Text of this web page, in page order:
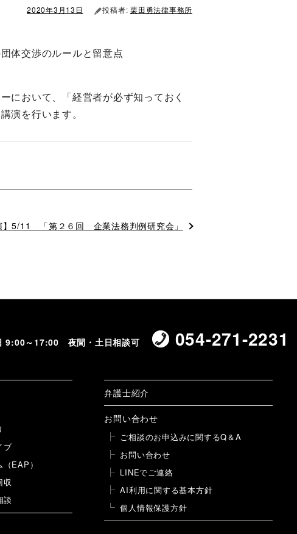
2020年3月13日 投稿者: 栗田勇法律事務所
体交渉のルールと留意点
において、「経営者が必ず知っておく
演を行います。
】5/11 「第２６回 企業法務判例研究会」
9:00～17:00 夜間・土日相談可 054-271-2231
ブ
EAP）
収
談
弁護士紹介
お問い合わせ
ご相談のお申込みに関するQ＆A
お問い合わせ
LINEでご連絡
AI利用に関する基本方針
個人情報保護方針